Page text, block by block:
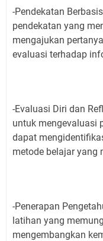
-Pendekatan
pendekatan yang
mengajukan
evaluasi terhadap
-Evaluasi Diri dan
untuk mengevaluasi
dapat
metode belajar yang
-Penerapan
latihan yang
mengembangkan